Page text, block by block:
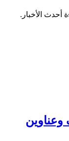
أحدث الأخبار.
هاتف وعناوين